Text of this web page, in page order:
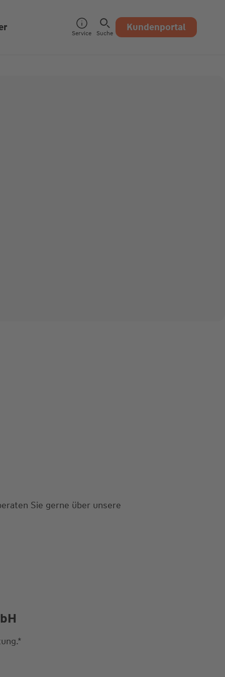
Service Suche Kundenportal
Sie gerne über unsere